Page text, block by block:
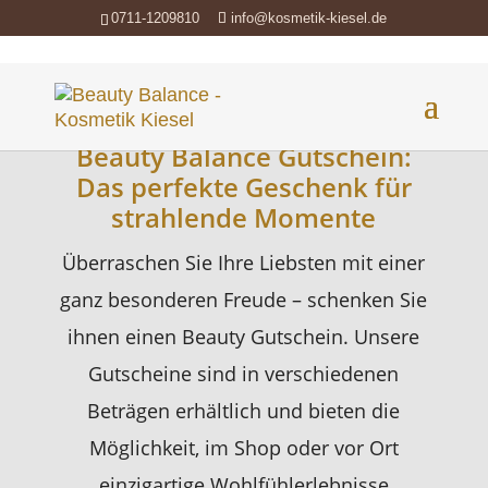
0711-1209810 info@kosmetik-kiesel.de
Beauty Balance Gutschein:
Das perfekte Geschenk für
strahlende Momente
Überraschen Sie Ihre Liebsten mit einer
ganz besonderen Freude – schenken Sie
ihnen einen Beauty Gutschein. Unsere
Gutscheine sind in verschiedenen
Beträgen erhältlich und bieten die
Möglichkeit, im Shop oder vor Ort